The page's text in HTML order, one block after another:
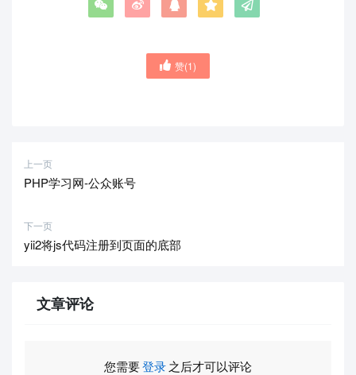
赞(1)
上一页
PHP学习网-公众账号
下一页
yii2将js代码注册到页面的底部
文章评论
您需要登录之后才可以评论